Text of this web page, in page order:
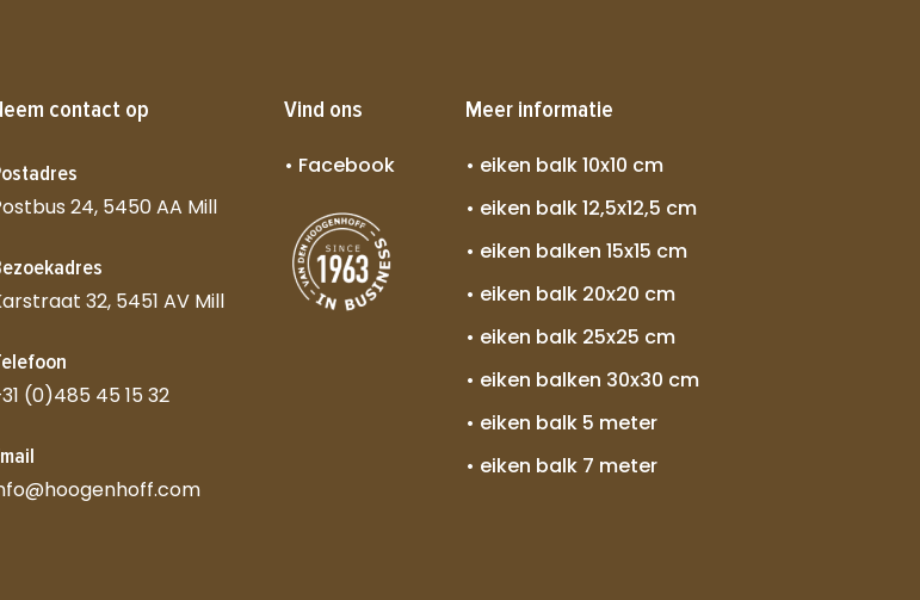
contact op
24, 5450 AA Mill
32, 5451 AV Mill
(0)485 45 15 32
Vind ons
• Facebook
Meer informatie
• eiken balk 10x10 cm
• eiken balk 12,5x12,5 cm
• eiken balken 15x15 cm
• eiken balk 20x20 cm
• eiken balk 25x25 cm
• eiken balken 30x30 cm
• eiken balk 5 meter
• eiken balk 7 meter